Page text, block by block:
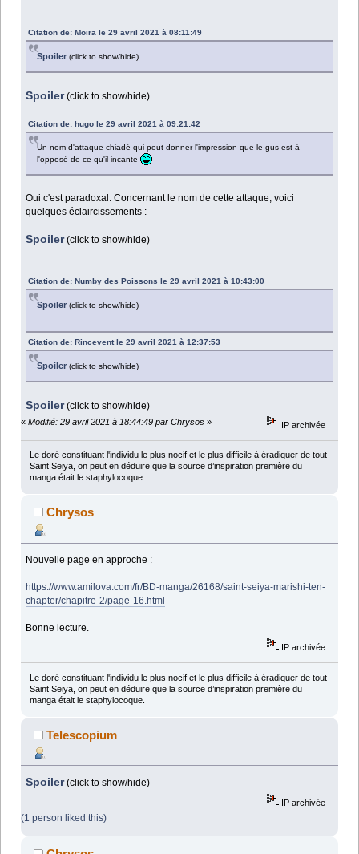
Citation de: Moïra le 29 avril 2021 à 08:11:49
Spoiler (click to show/hide)
Spoiler(click to show/hide)
Citation de: hugo le 29 avril 2021 à 09:21:42
Un nom d'attaque chiadé qui peut donner l'impression que le gus est à
l'opposé de ce qu'il incante
Oui c'est paradoxal. Concernant le nom de cette attaque, voici
quelques éclaircissements :
Spoiler(click to show/hide)
Citation de: Numby des Poissons le 29 avril 2021 à 10:43:00
Spoiler (click to show/hide)
Citation de: Rincevent le 29 avril 2021 à 12:37:53
Spoiler (click to show/hide)
Spoiler(click to show/hide)
« Modifié: 29 avril 2021 à 18:44:49 par Chrysos » IP archivée
Le doré constituant l'individu le plus nocif et le plus difficile à éradiquer de tout
Saint Seiya, on peut en déduire que la source d’inspiration première du
manga était le staphylocoque.
Chrysos
Nouvelle page en approche :
https://www.amilova.com/fr/BD-manga/26168/saint-seiya-marishi-ten-
chapter/chapitre-2/page-16.html
Bonne lecture.
IP archivée
Le doré constituant l'individu le plus nocif et le plus difficile à éradiquer de tout
Saint Seiya, on peut en déduire que la source d’inspiration première du
manga était le staphylocoque.
Telescopium
Spoiler(click to show/hide)
IP archivée
(1 person liked this)